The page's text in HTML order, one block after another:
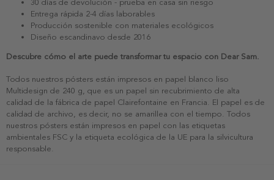
30 días de devolución - prueba en casa sin riesgo
Entrega rápida 2-4 días laborables
Producción sostenible con materiales ecológicos
Diseño escandinavo desde 2016
Descubre cómo el arte puede transformar tu espacio con Dear Sam.
Todos nuestros pósters están impresos en papel blanco liso
Multidesign de 240 g, que es un papel sin recubrimiento de alta
calidad de la fábrica de papel Clairefontaine en Francia. El papel es de
calidad de archivo, es decir, no se amarillea con el tiempo. Todos
nuestros pósters están impresos en papel con las etiquetas
ambientales FSC y la etiqueta ecológica de la UE para la silvicultura
responsable.